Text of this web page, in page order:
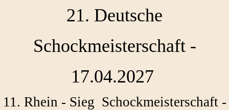
21. Deutsche
Schockmeisterschaft -
17.04.2027
11. Rhein - Sieg Schockmeisterschaft -